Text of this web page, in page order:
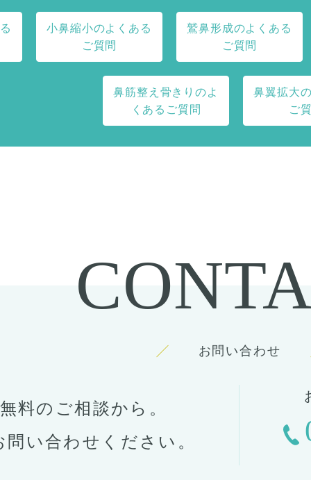
小鼻縮小のよくある
ご質問
鷲鼻形成のよくある
ご質問
鼻筋整え骨きりのよ
くあるご質問
鼻翼拡大
ご
お問い合わせ
料のご相談から。
問い合わせください。